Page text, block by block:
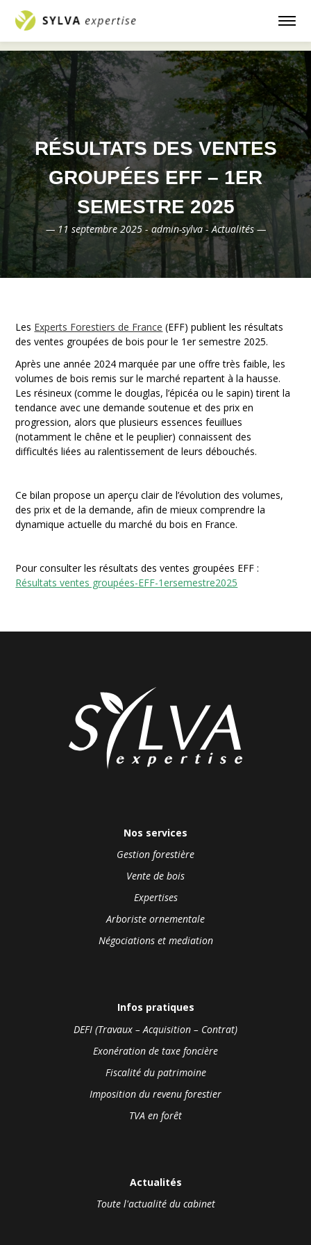
Accueil — Ventes groupées EFF
des ventes groupées EFF – 1er semestre 2025
RÉSULTATS DES VENTES
GROUPÉES EFF – 1ER
SEMESTRE 2025
— 11 septembre 2025 - admin-sylva - Actualités —
Les Experts Forestiers de France (EFF) publient les résultats
des ventes groupées de bois pour le 1er semestre 2025.
Après une année 2024 marquée par une offre très faible, les
volumes de bois remis sur le marché repartent à la hausse.
Les résineux (comme le douglas, l’épicéa ou le sapin) tirent la
tendance avec une demande soutenue et des prix en
progression, alors que plusieurs essences feuillues
(notamment le chêne et le peuplier) connaissent des
difficultés liées au ralentissement de leurs débouchés.
Ce bilan propose un aperçu clair de l’évolution des volumes,
des prix et de la demande, afin de mieux comprendre la
dynamique actuelle du marché du bois en France.
Pour consulter les résultats des ventes groupées EFF :
Résultats ventes groupées-EFF-1ersemestre2025
Nos services
Gestion forestière
Vente de bois
Expertises
Arboriste ornementale
Négociations et mediation
Infos pratiques
DEFI (Travaux – Acquisition – Contrat)
Exonération de taxe foncière
Fiscalité du patrimoine
Imposition du revenu forestier
TVA en forêt
Actualités
Toute l'actualité du cabinet